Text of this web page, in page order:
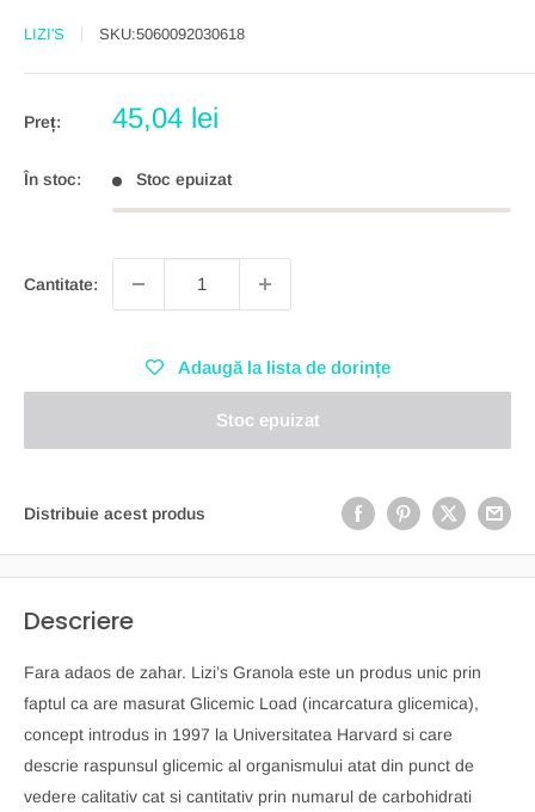
LIZI'S SKU:5060092030618
Preț:
Preț
45,04 lei
În stoc: Stoc epuizat
Cantitate:
Adaugă la lista de dorințe
Stoc epuizat
Distribuie acest produs
Descriere
Fara adaos de zahar. Lizi’s Granola este un produs unic prin
faptul ca are masurat Glicemic Load (incarcatura glicemica),
concept introdus in 1997 la Universitatea Harvard si care
descrie raspunsul glicemic al organismului atat din punct de
vedere calitativ cat si cantitativ prin numarul de carbohidrati